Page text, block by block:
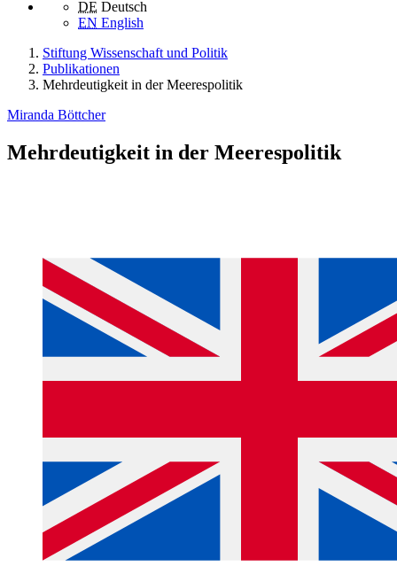
DE Deutsch
EN English
Stiftung Wissenschaft und Politik
Publikationen
Mehrdeutigkeit in der Meerespolitik
Miranda Böttcher
Mehrdeutigkeit in der Meerespolitik